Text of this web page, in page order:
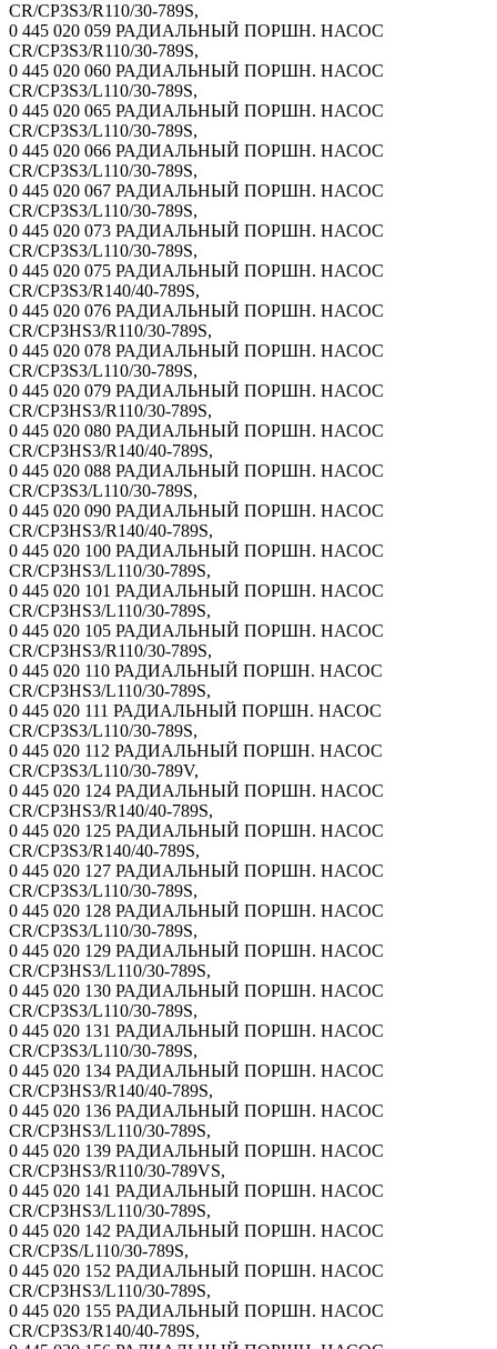
CR/CP3S3/R110/30-789S,
0 445 020 059 РАДИАЛЬНЫЙ ПОРШН. НАСОС
CR/CP3S3/R110/30-789S,
0 445 020 060 РАДИАЛЬНЫЙ ПОРШН. НАСОС
CR/CP3S3/L110/30-789S,
0 445 020 065 РАДИАЛЬНЫЙ ПОРШН. НАСОС
CR/CP3S3/L110/30-789S,
0 445 020 066 РАДИАЛЬНЫЙ ПОРШН. НАСОС
CR/CP3S3/L110/30-789S,
0 445 020 067 РАДИАЛЬНЫЙ ПОРШН. НАСОС
CR/CP3S3/L110/30-789S,
0 445 020 073 РАДИАЛЬНЫЙ ПОРШН. НАСОС
CR/CP3S3/L110/30-789S,
0 445 020 075 РАДИАЛЬНЫЙ ПОРШН. НАСОС
CR/CP3S3/R140/40-789S,
0 445 020 076 РАДИАЛЬНЫЙ ПОРШН. НАСОС
CR/CP3HS3/R110/30-789S,
0 445 020 078 РАДИАЛЬНЫЙ ПОРШН. НАСОС
CR/CP3S3/L110/30-789S,
0 445 020 079 РАДИАЛЬНЫЙ ПОРШН. НАСОС
CR/CP3HS3/R110/30-789S,
0 445 020 080 РАДИАЛЬНЫЙ ПОРШН. НАСОС
CR/CP3HS3/R140/40-789S,
0 445 020 088 РАДИАЛЬНЫЙ ПОРШН. НАСОС
CR/CP3S3/L110/30-789S,
0 445 020 090 РАДИАЛЬНЫЙ ПОРШН. НАСОС
CR/CP3HS3/R140/40-789S,
0 445 020 100 РАДИАЛЬНЫЙ ПОРШН. НАСОС
CR/CP3HS3/L110/30-789S,
0 445 020 101 РАДИАЛЬНЫЙ ПОРШН. НАСОС
CR/CP3HS3/L110/30-789S,
0 445 020 105 РАДИАЛЬНЫЙ ПОРШН. НАСОС
CR/CP3HS3/R110/30-789S,
0 445 020 110 РАДИАЛЬНЫЙ ПОРШН. НАСОС
CR/CP3HS3/L110/30-789S,
0 445 020 111 РАДИАЛЬНЫЙ ПОРШН. НАСОС
CR/CP3S3/L110/30-789S,
0 445 020 112 РАДИАЛЬНЫЙ ПОРШН. НАСОС
CR/CP3S3/L110/30-789V,
0 445 020 124 РАДИАЛЬНЫЙ ПОРШН. НАСОС
CR/CP3HS3/R140/40-789S,
0 445 020 125 РАДИАЛЬНЫЙ ПОРШН. НАСОС
CR/CP3S3/R140/40-789S,
0 445 020 127 РАДИАЛЬНЫЙ ПОРШН. НАСОС
CR/CP3S3/L110/30-789S,
0 445 020 128 РАДИАЛЬНЫЙ ПОРШН. НАСОС
CR/CP3S3/L110/30-789S,
0 445 020 129 РАДИАЛЬНЫЙ ПОРШН. НАСОС
CR/CP3HS3/L110/30-789S,
0 445 020 130 РАДИАЛЬНЫЙ ПОРШН. НАСОС
CR/CP3S3/L110/30-789S,
0 445 020 131 РАДИАЛЬНЫЙ ПОРШН. НАСОС
CR/CP3S3/L110/30-789S,
0 445 020 134 РАДИАЛЬНЫЙ ПОРШН. НАСОС
CR/CP3HS3/R140/40-789S,
0 445 020 136 РАДИАЛЬНЫЙ ПОРШН. НАСОС
CR/CP3HS3/L110/30-789S,
0 445 020 139 РАДИАЛЬНЫЙ ПОРШН. НАСОС
CR/CP3HS3/R110/30-789VS,
0 445 020 141 РАДИАЛЬНЫЙ ПОРШН. НАСОС
CR/CP3HS3/L110/30-789S,
0 445 020 142 РАДИАЛЬНЫЙ ПОРШН. НАСОС
CR/CP3S/L110/30-789S,
0 445 020 152 РАДИАЛЬНЫЙ ПОРШН. НАСОС
CR/CP3HS3/L110/30-789S,
0 445 020 155 РАДИАЛЬНЫЙ ПОРШН. НАСОС
CR/CP3S3/R140/40-789S,